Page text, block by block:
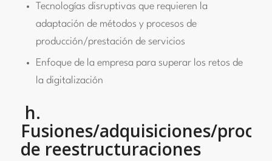
Tecnologías disruptivas que requieren la
adaptación de métodos y procesos de
producción/prestación de servicios
Enfoque de la empresa para superar los retos de
la digitalización
h.
Fusiones/adquisiciones/
de reestructuraciones